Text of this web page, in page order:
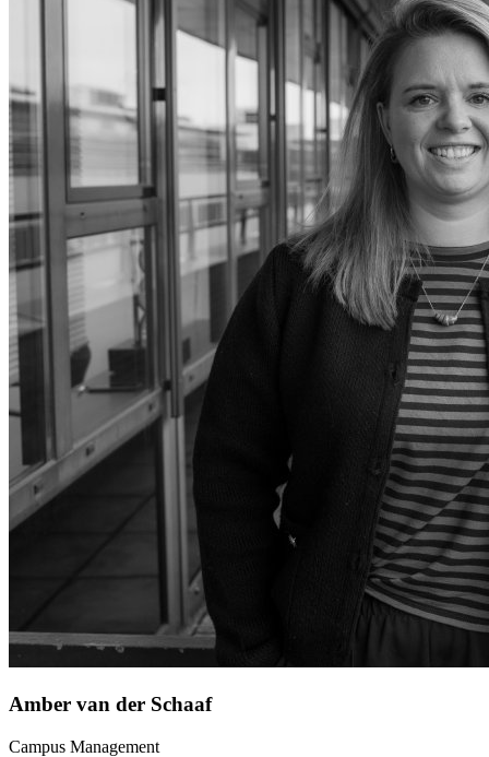
Amber van der Schaaf
Campus Management